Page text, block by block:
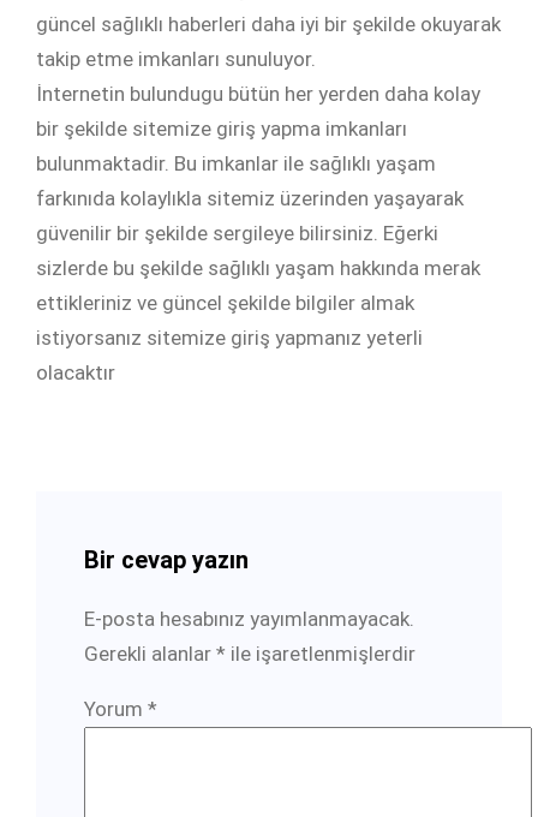
güncel sağlıklı haberleri daha iyi bir şekilde okuyarak
takip etme imkanları sunuluyor.
İnternetin bulundugu bütün her yerden daha kolay
bir şekilde sitemize giriş yapma imkanları
bulunmaktadir. Bu imkanlar ile sağlıklı yaşam
farkınıda kolaylıkla sitemiz üzerinden yaşayarak
güvenilir bir şekilde sergileye bilirsiniz. Eğerki
sizlerde bu şekilde sağlıklı yaşam hakkında merak
ettikleriniz ve güncel şekilde bilgiler almak
istiyorsanız sitemize giriş yapmanız yeterli
olacaktır
Bir cevap yazın
E-posta hesabınız yayımlanmayacak.
Gerekli alanlar * ile işaretlenmişlerdir
Yorum *